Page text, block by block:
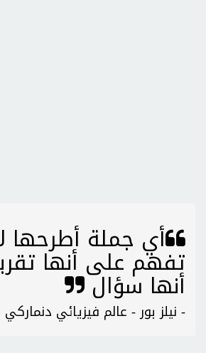
أي جملة أطرحها
تفهم على أنها
أنها سؤال
- نيلز بور - عالم فيزيائي دنماركي